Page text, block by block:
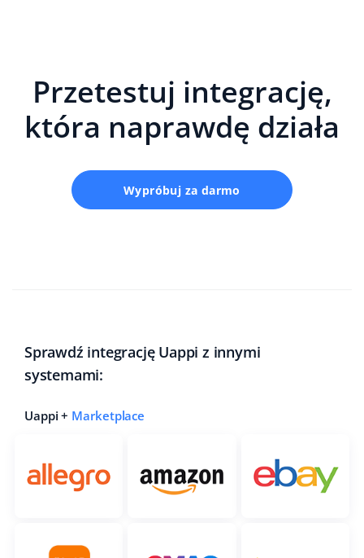
Przetestuj integrację,
która naprawdę działa
Wypróbuj za darmo
Sprawdź integrację Uappi z innymi
systemami:
Uappi + Marketplace